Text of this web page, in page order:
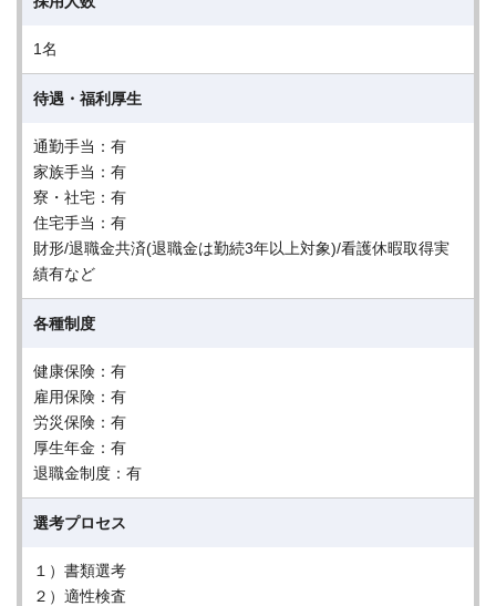
1名
待遇・福利厚生
通勤手当：有
家族手当：有
寮・社宅：有
住宅手当：有
財形/退職金共済(退職金は勤続3年以上対象)/看護休暇取得実
績有など
各種制度
健康保険：有
雇用保険：有
労災保険：有
厚生年金：有
退職金制度：有
選考プロセス
１）書類選考
２）適性検査